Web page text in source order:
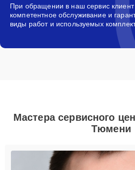
При обращении в наш сервис клиент
компетентное обслуживание и
виды работ и используемых
Мастера сервисного
Тюмени